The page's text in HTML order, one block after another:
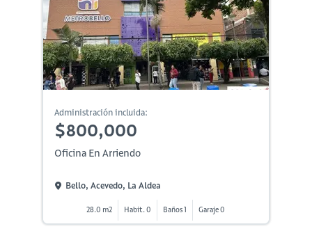
Administración incluida:
$800,000
Oficina En Arriendo
Bello, Acevedo, La Aldea
28.0 m2 Habit. 0 Baños 1 Garaje 0